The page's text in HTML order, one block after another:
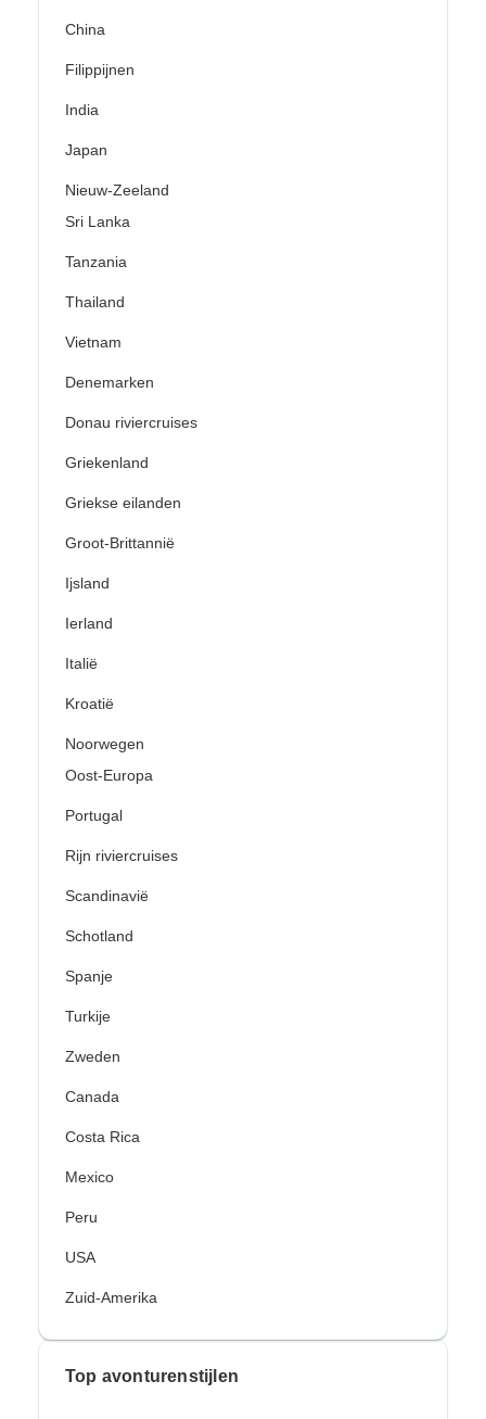
China
Filippijnen
India
Japan
Nieuw-Zeeland
Sri Lanka
Tanzania
Thailand
Vietnam
Denemarken
Donau riviercruises
Griekenland
Griekse eilanden
Groot-Brittannië
Ijsland
Ierland
Italië
Kroatië
Noorwegen
Oost-Europa
Portugal
Rijn riviercruises
Scandinavië
Schotland
Spanje
Turkije
Zweden
Canada
Costa Rica
Mexico
Peru
USA
Zuid-Amerika
Top avonturenstijlen